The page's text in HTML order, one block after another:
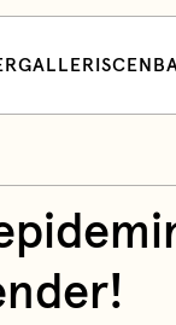
GALLERI SCEN